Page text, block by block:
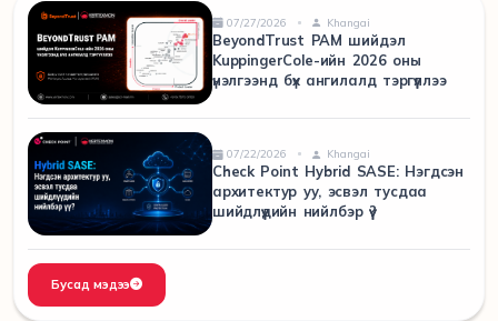
07/27/2026 Khangai
BeyondTrust PAM шийдэл
KuppingerCole-ийн 2026 оны
үнэлгээнд бүх ангилалд тэргүүллээ
07/22/2026 Khangai
Check Point Hybrid SASE: Нэгдсэн
архитектур уу, эсвэл тусдаа
шийдлүүдийн нийлбэр үү?
Бусад мэдээ